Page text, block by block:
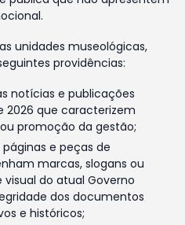
unidades museológicas,
providências:
notícias e publicações
2026 que caracterizem
promoção da gestão;
e peças de
marcas, slogans ou
do atual Governo
dos documentos
e históricos;